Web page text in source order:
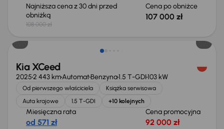
Najniższa cena z 30 dni przed
obniżką
108 000 zł
Cena po obniżce
107 000 zł
Od nowego taniej o 53 999 zł
Kia XCeed
20252 443 kmAutomatBenzyna1.5 T-GDI103 kW
Od pierwszego właściciela
Książka serwisowa
Auta krajowe
1.5 T-GDI +10 kolejnych
Miesięczna rata
od 571 zł
Cena promocyjna
92 000 zł